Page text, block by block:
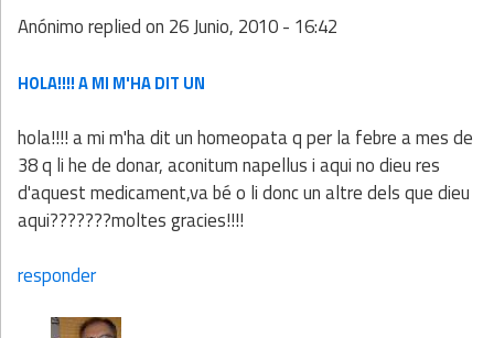
Anónimoreplied on 26 Junio, 2010 - 16:42
HOLA!!!! A MI M'HA DIT UN
hola!!!! a mi m'ha dit un homeopata q per la febre a mes de
38 q li he de donar, aconitum napellus i aqui no dieu res
d'aquest medicament,va bé o li donc un altre dels que dieu
aqui???????moltes gracies!!!!
responder